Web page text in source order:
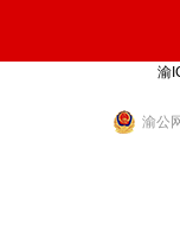
渝
渝公